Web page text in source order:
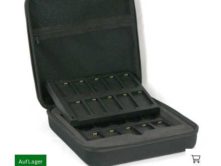
Auf Lager